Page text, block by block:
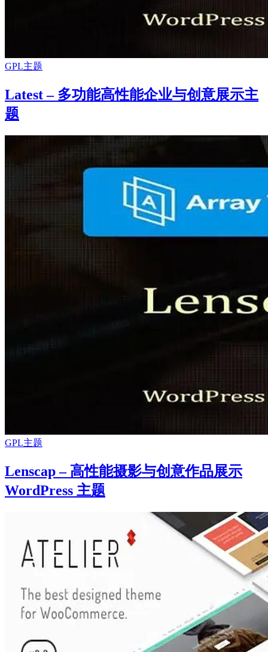
GPL主题
Latest – 多功能高性能企业与创意展示主
题
GPL主题
Lenscap – 高性能摄影与创意作品展示
WordPress 主题